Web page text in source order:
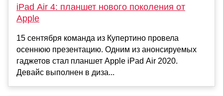
iPad Air 4: планшет нового поколения от
Apple
15 сентября команда из Купертино провела
осеннюю презентацию. Одним из анонсируемых
гаджетов стал планшет Apple iPad Air 2020.
Девайс выполнен в диза...